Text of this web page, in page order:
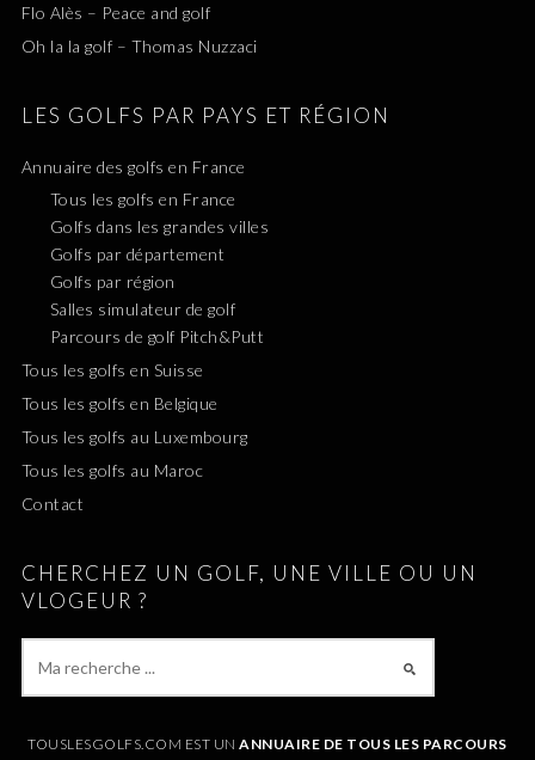
Flo Alès – Peace and golf
Oh la la golf – Thomas Nuzzaci
LES GOLFS PAR PAYS ET RÉGION
Annuaire des golfs en France
Tous les golfs en France
Golfs dans les grandes villes
Golfs par département
Golfs par région
Salles simulateur de golf
Parcours de golf Pitch&Putt
Tous les golfs en Suisse
Tous les golfs en Belgique
Tous les golfs au Luxembourg
Tous les golfs au Maroc
Contact
CHERCHEZ UN GOLF, UNE VILLE OU UN
VLOGEUR ?
TOUSLESGOLFS.COM EST UNANNUAIRE DE TOUS LES PARCOURS